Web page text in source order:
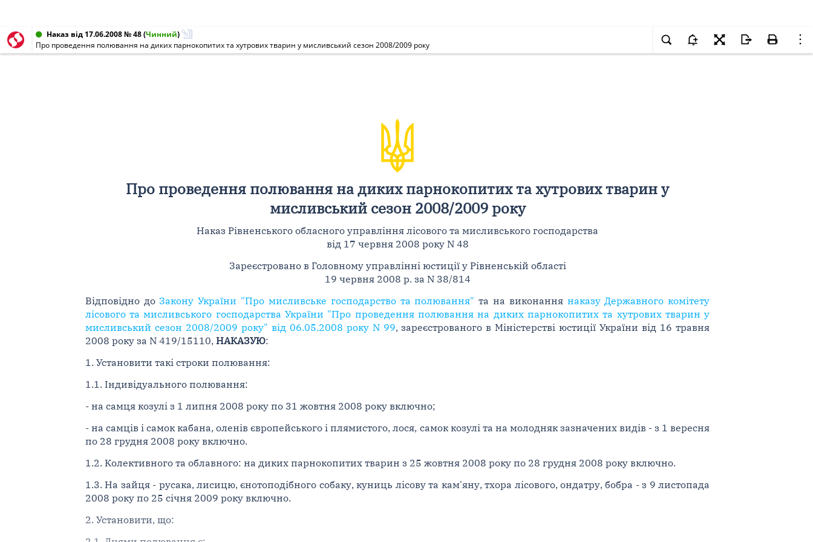
Наказ від 17.06.2008 № 48(Чинний)
Про проведення полювання на диких парнокопитих та хутрових тварин у мисливський сезон 2008/2009 року
Про проведення полювання на диких парнокопитих та хутрових тварин у
мисливський сезон 2008/2009 року
Наказ Рівненського обласного управління лісового та мисливського господарства
від 17 червня 2008 року N 48
Зареєстровано в Головному управлінні юстиції у Рівненській області
19 червня 2008 р. за N 38/814
Відповідно до Закону України "Про мисливське господарство та полювання" та на виконання наказу Державного комітету
лісового та мисливського господарства України "Про проведення полювання на диких парнокопитих та хутрових тварин у
мисливський сезон 2008/2009 року" від 06.05.2008 року N 99, зареєстрованого в Міністерстві юстиції України від 16 травня
2008 року за N 419/15110, НАКАЗУЮ:
1. Установити такі строки полювання:
1.1. Індивідуального полювання:
- на самця козулі з 1 липня 2008 року по 31 жовтня 2008 року включно;
- на самців і самок кабана, оленів європейського і плямистого, лося, самок козулі та на молодняк зазначених видів - з 1 вересня
по 28 грудня 2008 року включно.
1.2. Колективного та облавного: на диких парнокопитих тварин з 25 жовтня 2008 року по 28 грудня 2008 року включно.
1.3. На зайця - русака, лисицю, єнотоподібного собаку, куниць лісову та кам'яну, тхора лісового, ондатру, бобра - з 9 листопада
2008 року по 25 січня 2009 року включно.
2. Установити, що: